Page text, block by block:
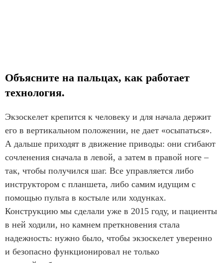
Объясните на пальцах, как работает
технология.
Экзоскелет крепится к человеку и для начала держит
его в вертикальном положении, не дает «осыпаться».
А дальше приходят в движение приводы: они сгибают
сочленения сначала в левой, а затем в правой ноге –
так, чтобы получился шаг. Все управляется либо
инструктором с планшета, либо самим идущим с
помощью пульта в костыле или ходунках.
Конструкцию мы сделали уже в 2015 году, и пациенты
в ней ходили, но камнем преткновения стала
надежность: нужно было, чтобы экзоскелет уверенно
и безопасно функционировал не только